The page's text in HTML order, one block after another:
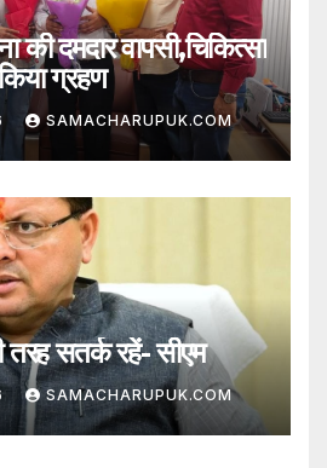
की दमदार वापसी,चिकित्सा
ग्रहण
SAMACHARUPUK.COM
तरह सतर्क रहें- सीएम
SAMACHARUPUK.COM